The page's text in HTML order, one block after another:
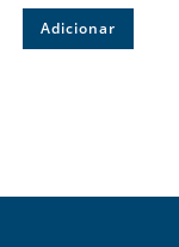
Adicionar